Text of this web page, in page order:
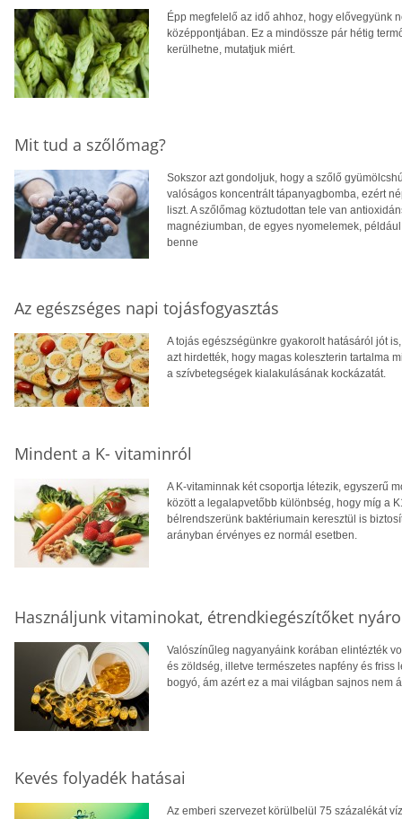
Épp megfelelő az idő ahhoz, hogy elővegyünk
középpontjában. Ez a mindössze pár hétig
kerülhetne, mutatjuk miért.
Mit tud a szőlőmag?
Sokszor azt gondoljuk, hogy a szőlő
valóságos koncentrált tápanyagbomba, ezért
liszt. A szőlőmag köztudottan tele van
magnéziumban, de egyes nyomelemek,
benne
Az egészséges napi tojásfogyasztás
A tojás egészségünkre gyakorolt hatásáról jót
azt hirdették, hogy magas koleszterin tartalma
a szívbetegségek kialakulásának kockázatát.
Mindent a K- vitaminról
A K-vitaminnak két csoportja létezik, egyszerű
között a legalapvetőbb különbség, hogy míg a
bélrendszerünk baktériumain keresztül is
arányban érvényes ez normál esetben.
Használjunk vitaminokat, étrendkiegészítőket
Valószínűleg nagyanyáink korában elintézték
és zöldség, illetve természetes napfény és
bogyó, ám azért ez a mai világban sajnos nem
Kevés folyadék hatásai
Az emberi szervezet körülbelül 75 százalékát